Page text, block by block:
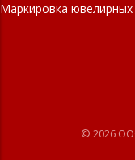
Маркировка ювелирных
© 2026